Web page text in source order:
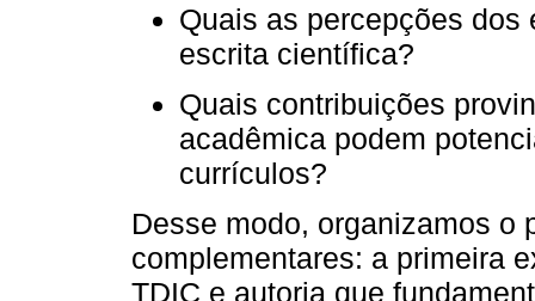
Quais as percepções dos
escrita científica?
Quais contribuições
acadêmica podem
currículos?
Desse modo, organizamos o
complementares: a primeira
TDIC e autoria que